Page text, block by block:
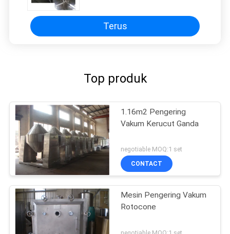
Terus
Top produk
1.16m2 Pengering
Vakum Kerucut Ganda
negotiable MOQ:1 set
CONTACT
Mesin Pengering Vakum
Rotocone